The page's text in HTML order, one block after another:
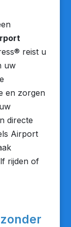
reist u
uw
en zorgen
directe
Airport
rijden of